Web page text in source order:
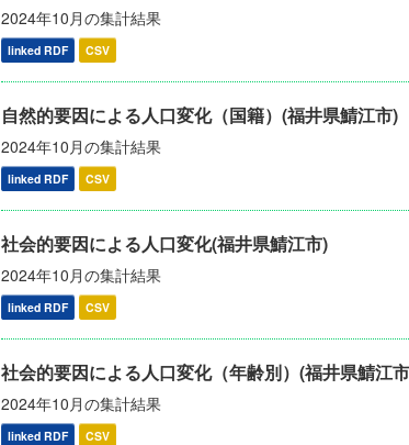
2024年10月の集計結果
linked RDF CSV
自然的要因による人口変化（国籍）(福井県鯖江市)
2024年10月の集計結果
linked RDF CSV
社会的要因による人口変化(福井県鯖江市)
2024年10月の集計結果
linked RDF CSV
社会的要因による人口変化（年齢別）(福井県鯖江
2024年10月の集計結果
linked RDF CSV